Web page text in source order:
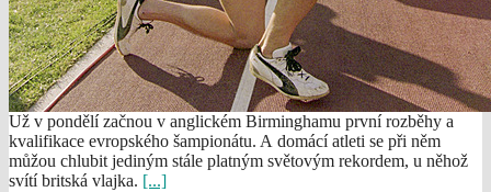
Už v pondělí začnou v anglickém Birminghamu první rozběhy a
kvalifikace evropského šampionátu. A domácí atleti se při něm
můžou chlubit jediným stále platným světovým rekordem, u něhož
svítí britská vlajka. [...]